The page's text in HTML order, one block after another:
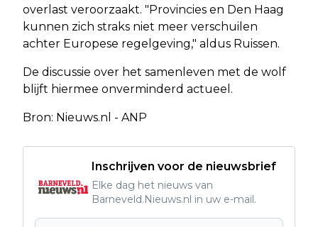
overlast veroorzaakt. "Provincies en Den Haag
kunnen zich straks niet meer verschuilen
achter Europese regelgeving," aldus Ruissen.
De discussie over het samenleven met de wolf
blijft hiermee onverminderd actueel.
Bron: Nieuws.nl - ANP
Inschrijven voor de nieuwsbrief
Elke dag het nieuws van
Barneveld.Nieuws.nl in uw e-mail.